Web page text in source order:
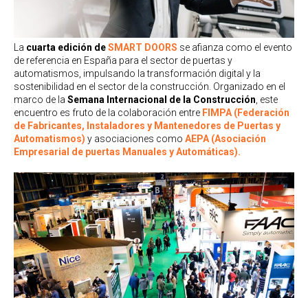
La cuarta edición deSMART DOORS se afianza como el evento
de referencia en España para el sector de puertas y
automatismos, impulsando la transformación digital y la
sostenibilidad en el sector de la construcción. Organizado en el
marco de la Semana Internacional de la Construcción , este
encuentro es fruto de la colaboración entre FIMPA (Federación
de Fabricantes, Instaladores y Mantenedores de Puertas y
Automatismos) y asociaciones como AEPA (Asociación
Empresarial de puertas Manuales y Automáticas).